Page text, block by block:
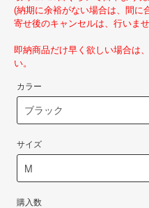
(納期に余裕がない場合は、間に
寄せ後のキャンセルは、行いま
即納商品だけ早く欲しい場合は
い。
カラー
サイズ
購入数